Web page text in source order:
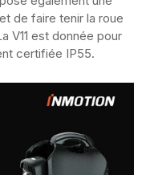
de faire tenir la roue
V11 est donnée pour
certifiée IP55.